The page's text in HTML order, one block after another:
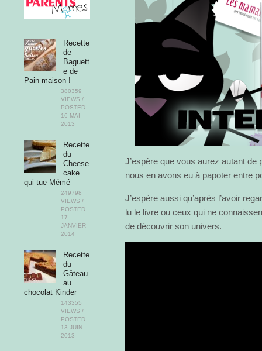
J’espère que vous aurez autant
nous en avons eu à papoter entre
J’espère aussi qu’après l’avoir
lu le livre ou ceux qui ne
de découvrir son univers.
Recette
de
Baguett
e de
Pain maison !
380359
VIEWS /
POSTED
16 MAI
2013
Recette
du
Cheese
cake
qui tue Mémé
249798
VIEWS /
POSTED
17
JANVIER
2014
Recette
du
Gâteau
au
chocolat Kinder
143355
VIEWS /
POSTED
13 JUIN
2013